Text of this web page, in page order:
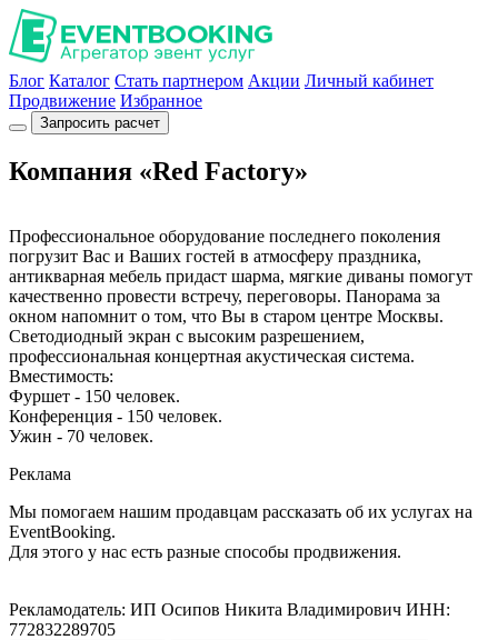
Блог Каталог Стать партнером Акции Личный кабинет
Продвижение Избранное
Запросить расчет
Компания «Red Factory»
Профессиональное оборудование последнего поколения
погрузит Вас и Ваших гостей в атмосферу праздника,
антикварная мебель придаст шарма, мягкие диваны помогут
качественно провести встречу, переговоры. Панорама за
окном напомнит о том, что Вы в старом центре Москвы.
Светодиодный экран с высоким разрешением,
профессиональная концертная акустическая система.
Вместимость:
Фуршет - 150 человек.
Конференция - 150 человек.
Ужин - 70 человек.
Реклама
Мы помогаем нашим продавцам рассказать об их услугах на
EventBooking.
Для этого у нас есть разные способы продвижения.
Рекламодатель: ИП Осипов Никита Владимирович ИНН:
772832289705